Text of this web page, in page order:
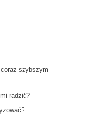
szybszym
radzić?